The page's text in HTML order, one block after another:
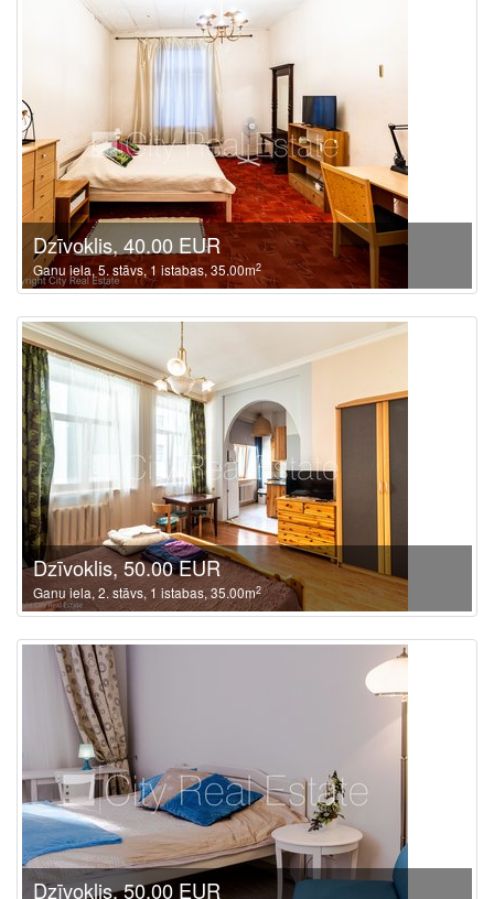
Dzīvoklis, 40.00 EUR
Ganu iela, 5. stāvs, 1 istabas, 35.00m2
Dzīvoklis, 50.00 EUR
Ganu iela, 2. stāvs, 1 istabas, 35.00m2
Dzīvoklis, 50.00 EUR